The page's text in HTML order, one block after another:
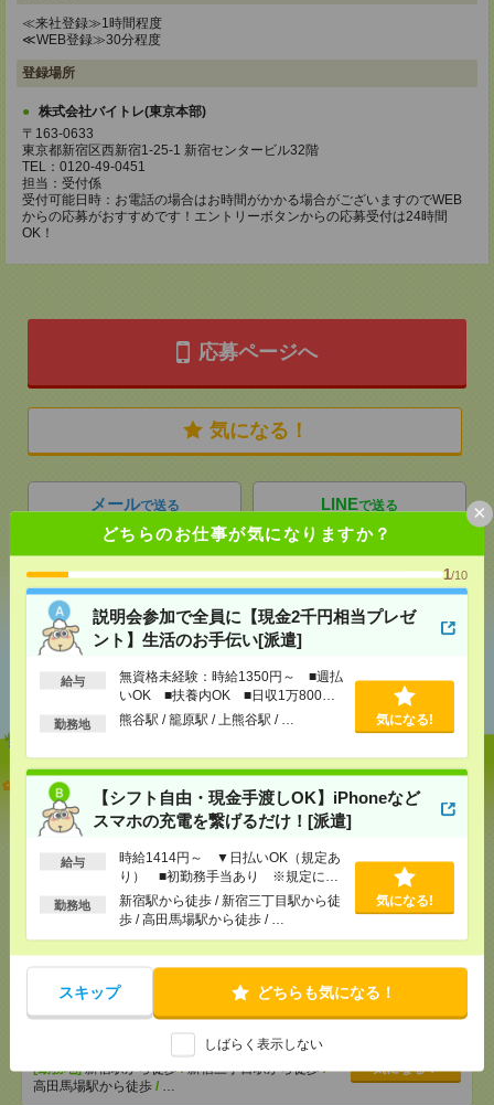
どちらのお仕事が気になりますか？
1/10
説明会参加で全員に【現金2千円相当プレゼ
ント】生活のお手伝い[派遣]
給与
無資格未経験：時給1350円～ ■週払
いOK ■扶養内OK ■日収1万800円
以上
勤務地 熊谷駅 / 籠原駅 / 上熊谷駅 / … 気になる!
【シフト自由・現金手渡しOK】iPhoneなど
スマホの充電を繋げるだけ！[派遣]
給与
時給1414円～ ▼日払いOK（規定あ
り） ■初勤務手当あり ※規定によ
る
勤務地
新宿駅から徒歩 / 新宿三丁目駅から徒
歩 / 高田馬場駅から徒歩 / …
気になる!
スキップ どちらも気になる！
しばらく表示しない
×
≪来社登録≫1時間程度
≪WEB登録≫30分程度
登録場所
株式会社バイトレ(東京本部)
〒163-0633
東京都新宿区西新宿1-25-1 新宿センタービル32階
TEL：0120-49-0451
担当：受付係
受付可能日時：お電話の場合はお時間がかかる場合がございますのでWEB
からの応募がおすすめです！エントリーボタンからの応募受付は24時間
OK！
応募ページへ
気になる！
メールで送る LINEで送る
シェア ツイート ブックマーク
おすすめ
説明会参加で全員に【現金2千円相当プレゼント】生
活のお手伝い[派遣]
OK ■扶養内OK ■日収1万800円以上
交通費全額支給
[勤務地]熊谷駅/ 籠原駅 / 上熊谷駅 /…
気になる！
【シフト自由・現金手渡しOK】iPhoneなどスマホの
充電を繋げるだけ！[派遣]
り） ■初勤務手当あり ※規定による
[勤務地]新宿駅から徒歩/新宿三丁目駅から徒歩/
高田馬場駅から徒歩 / …
気になる！